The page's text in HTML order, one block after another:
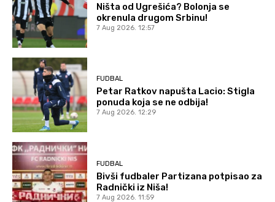
Ništa od Ugrešića? Bolonja se
okrenula drugom Srbinu!
7 Aug 2026. 12:57
FUDBAL
Petar Ratkov napušta Lacio: Stigla
ponuda koja se ne odbija!
7 Aug 2026. 12:29
FUDBAL
Bivši fudbaler Partizana potpisao za
Radnički iz Niša!
7 Aug 2026. 11:59